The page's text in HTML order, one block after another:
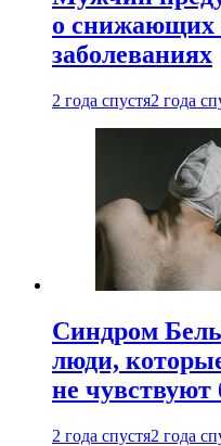
о снижающих
заболеваниях
2 года спустя2 года
Синдром
люди,
не чувствуют
2 года спустя2 года